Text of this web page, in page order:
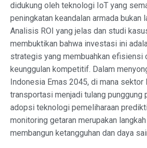
didukung oleh teknologi IoT yang
peningkatan keandalan armada bukan
Analisis ROI yang jelas dan studi
membuktikan bahwa investasi ini
strategis yang membuahkan efisiensi
keunggulan kompetitif. Dalam
Indonesia Emas 2045, di mana
transportasi menjadi tulang punggung
adopsi teknologi pemeliharaan
monitoring getaran merupakan
membangun ketangguhan dan daya